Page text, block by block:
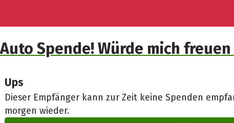
Auto Spende! Würde mich freuen
Ups
Dieser Empfänger kann zur Zeit keine Spenden
morgen wieder.